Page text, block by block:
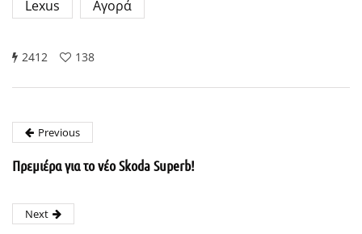
Lexus Αγορά
2412 138
Previous
Πρεμιέρα για το νέο Skoda Superb!
Next